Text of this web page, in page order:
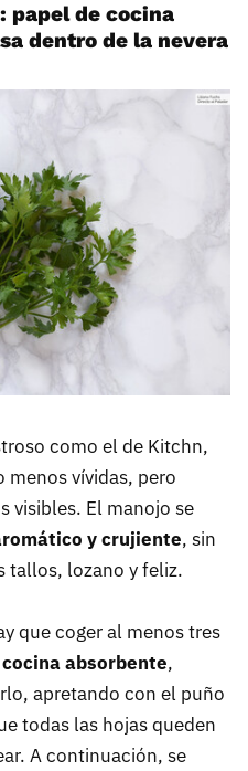
papel de cocina
dentro de la nevera
como el de Kitchn,
menos vívidas, pero
visibles. El manojo se
y crujiente, sin
tallos, lozano y feliz.
que coger al menos tres
absorbente,
apretando con el puño
todas las hojas queden
A continuación, se